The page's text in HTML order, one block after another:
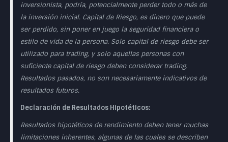
inversionista, podría, potencialmente perder todo o más de
la inversión inicial. Capital de Riesgo, es dinero que puede
ser perdido, sin poner en juego la seguridad financiera o
estilo de vida de la persona. Solo capital de riesgo debe ser
utilizado para trading, y solo aquellas personas con
suficiente capital de riesgo deben considerar trading.
Resultados pasados, no son necesariamente indicativos de
resultados futuros.
Declaración de Resultados Hipotéticos:
Resultados hipotéticos de rendimiento deben tener muchas
limitaciones inherentes, algunas de las cuales se describen